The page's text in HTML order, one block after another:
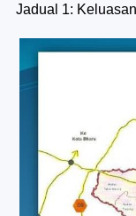
Jadual 1: